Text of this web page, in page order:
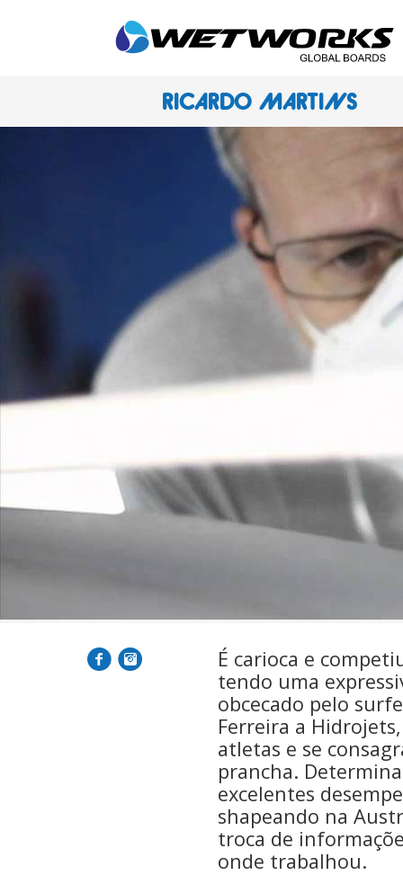
RICARDO MARTINS
É carioca e
tendo uma
obcecado pelo
Ferreira a
atletas e se
prancha.
excelentes
shapeando na
troca de
onde trabalhou.